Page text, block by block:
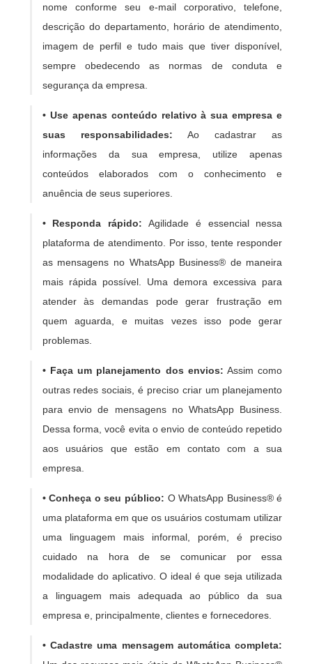
nome conforme seu e-mail corporativo, telefone,
descrição do departamento, horário de atendimento,
imagem de perfil e tudo mais que tiver disponível,
sempre obedecendo as normas de conduta e
segurança da empresa.
• Use apenas conteúdo relativo à sua empresa e
suas responsabilidades: Ao cadastrar as
informações da sua empresa, utilize apenas
conteúdos elaborados com o conhecimento e
anuência de seus superiores.
• Responda rápido: Agilidade é essencial nessa
plataforma de atendimento. Por isso, tente responder
as mensagens no WhatsApp Business® de maneira
mais rápida possível. Uma demora excessiva para
atender às demandas pode gerar frustração em
quem aguarda, e muitas vezes isso pode gerar
problemas.
• Faça um planejamento dos envios: Assim como
outras redes sociais, é preciso criar um planejamento
para envio de mensagens no WhatsApp Business.
Dessa forma, você evita o envio de conteúdo repetido
aos usuários que estão em contato com a sua
empresa.
• Conheça o seu público: O WhatsApp Business® é
uma plataforma em que os usuários costumam utilizar
uma linguagem mais informal, porém, é preciso
cuidado na hora de se comunicar por essa
modalidade do aplicativo. O ideal é que seja utilizada
a linguagem mais adequada ao público da sua
empresa e, principalmente, clientes e fornecedores.
• Cadastre uma mensagem automática completa: